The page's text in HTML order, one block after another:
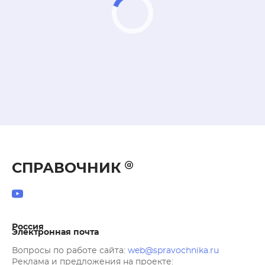
СПРАВОЧНИК
Россия
Электронная почта
Вопросы по работе сайта: web@spravochnika.ru
Реклама и предложения на проекте: